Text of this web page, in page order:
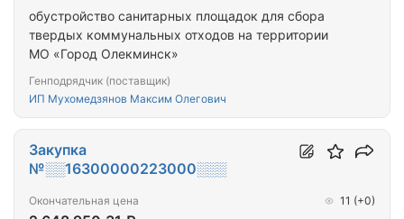
обустройство санитарных площадок для сбора
твердых коммунальных отходов на территории
МО «Город Олекминск»
Генподрядчик (поставщик)
ИП Мухомедзянов Максим Олегович
Закупка
№░░16300000223000░░░
Окончательная цена 11 (+0)